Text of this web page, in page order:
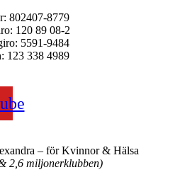
802407-8779
120 89 08-2
5591-9484
123 338 4989
– för Kvinnor & Hälsa
2,6 miljonerklubben)